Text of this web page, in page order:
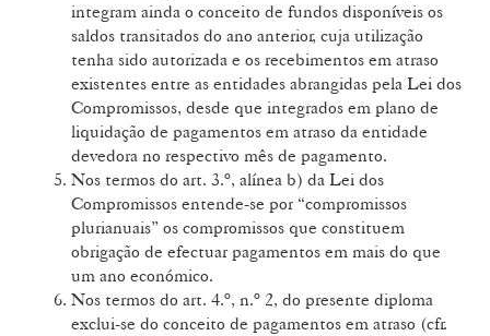
integram ainda o conceito de fundos disponíveis os
saldos transitados do ano anterior, cuja utilização
tenha sido autorizada e os recebimentos em atraso
existentes entre as entidades abrangidas pela Lei dos
Compromissos, desde que integrados em plano de
liquidação de pagamentos em atraso da entidade
devedora no respectivo mês de pagamento.
Nos termos do art. 3.º, alínea b) da Lei dos
Compromissos entende-se por “compromissos
plurianuais” os compromissos que constituem
obrigação de efectuar pagamentos em mais do que
um ano económico.
Nos termos do art. 4.º, n.º 2, do presente diploma
exclui-se do conceito de pagamentos em atraso (cfr.